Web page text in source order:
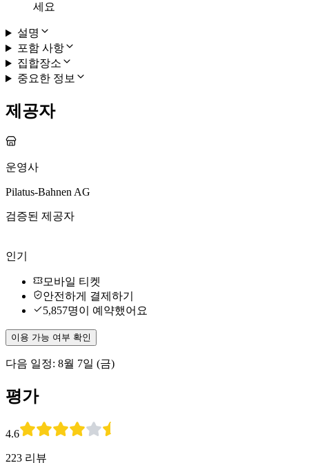
세요
설명
포함 사항
집합장소
중요한 정보
제공자
운영사
Pilatus-Bahnen AG
검증된 제공자
인기
모바일 티켓
안전하게 결제하기
5,857명이 예약했어요
이용 가능 여부 확인
다음 일정: 8월 7일 (금)
평가
4.6
223 리뷰